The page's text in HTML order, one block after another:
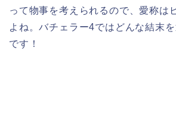
って物事を考えられるので、愛称は
よね。バチェラー4ではどんな結末
です！